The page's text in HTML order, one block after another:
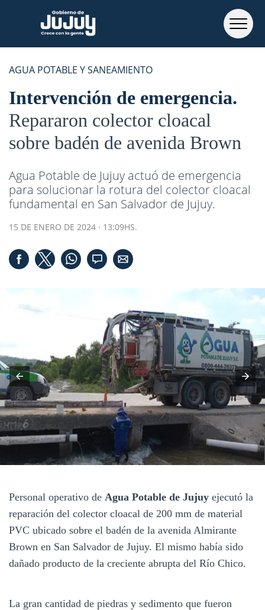
AGUA POTABLE Y SANEAMIENTO
Intervención de emergencia
Repararon colector cloacal
sobre badén de avenida Brown
Agua Potable de Jujuy actuó de emergencia
para solucionar la rotura del colector cloacal
fundamental en San Salvador de Jujuy.
15 DE ENERO DE 2024 · 13:09HS.
Personal operativo de Agua Potable de Jujuy ejecutó la
reparación del colector cloacal de 200 mm de material
PVC ubicado sobre el badén de la avenida Almirante
Brown en San Salvador de Jujuy. El mismo había sido
dañado producto de la creciente abrupta del Río Chico.
La gran cantidad de piedras y sedimento que fueron